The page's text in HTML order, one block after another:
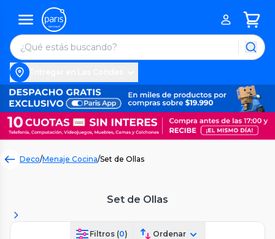
Deco/Menaje Cocina/Set de Ollas
Set de Ollas
Filtros (0) Ordenar